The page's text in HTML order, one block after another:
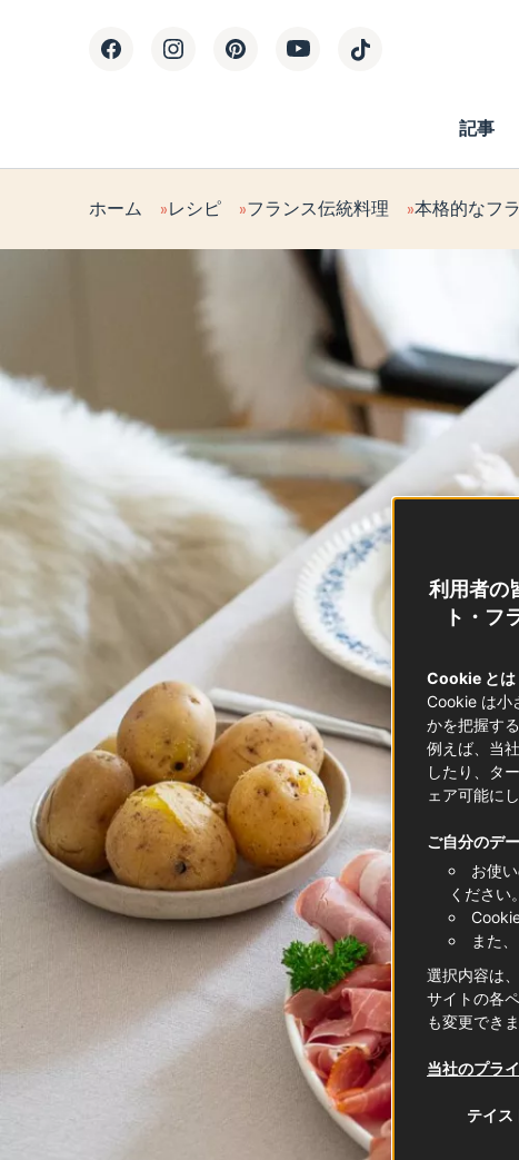
記事
ホーム レシピ フランス伝統料理 本格的なフ
利用者の
ト・フ
Cookie とは
Cookie は小
かを把握す
例えば、当
したり、タ
ェア可能に
ご自分のデ
お使
ください。
また
選択内容は
サイトの各
も変更できま
当社のプラ
テイス